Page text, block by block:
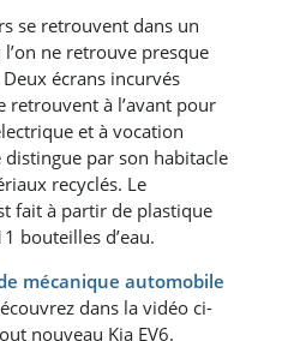
se retrouvent dans un
ne retrouve presque
écrans incurvés
retrouvent à l’avant pour
et à vocation
distingue par son habitacle
recyclés. Le
fait à partir de plastique
bouteilles d’eau.
mécanique automobile
dans la vidéo ci-
nouveau Kia EV6.